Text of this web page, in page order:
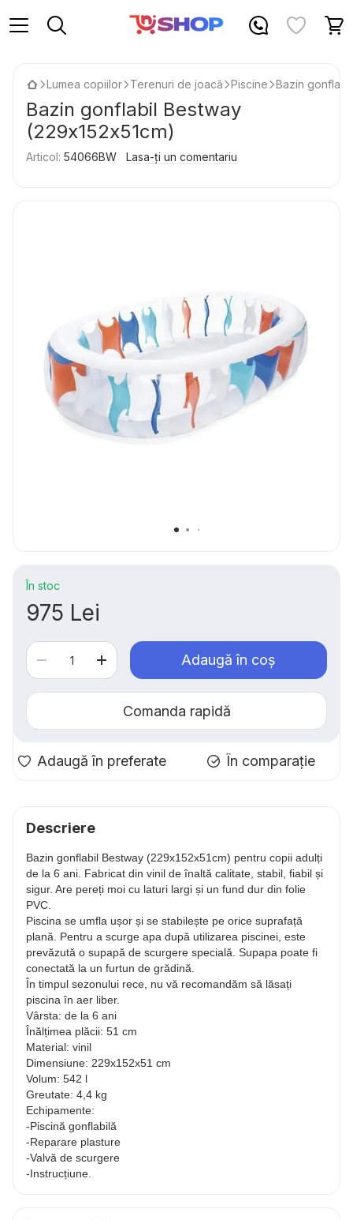
Lumea copiilor Terenuri de joacă Piscine Bazin
Bazin gonflabil Bestway
(229х152х51cm)
Articol: 54066BW Lasa-ți un comentariu
În stoc
975 Lei
Adaugă în coș
Comanda rapidă
Adaugă în preferate În comparație
Descriere
Bazin gonflabil Bestway (229х152х51cm) pentru copii adulți
de la 6 ani. Fabricat din vinil de înaltă calitate, stabil, fiabil și
sigur. Are pereți moi cu laturi largi și un fund dur din folie
PVC.
Piscina se umfla ușor și se stabilește pe orice suprafață
plană. Pentru a scurge apa după utilizarea piscinei, este
prevăzută o supapă de scurgere specială. Supapa poate fi
conectată la un furtun de grădină.
În timpul sezonului rece, nu vă recomandăm să lăsați
piscina în aer liber.
Vârsta: de la 6 ani
Înălțimea plăcii: 51 cm
Material: vinil
Dimensiune: 229x152x51 cm
Volum: 542 l
Greutate: 4,4 kg
Echipamente:
-Piscină gonflabilă
-Reparare plasture
-Valvă de scurgere
-Instrucțiune.